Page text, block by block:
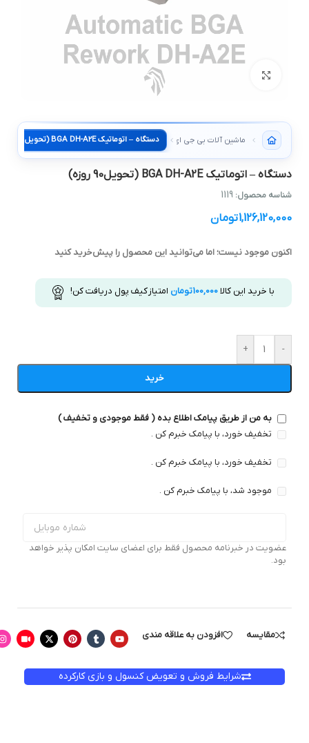
ماشین آلات بی جی ای تخصصیدستگاه – اتوماتیک BGA DH-A2E (تحویل90 روزه)
دستگاه – اتوماتیک BGA DH-A2E (تحویل90 روزه)
شناسه محصول: 1119
1,126,120,000تومان
اکنون موجود نیست؛ اما می‌توانید این محصول را پیش‌خرید کنید
با خرید این کالا100,000تومان امتیاز کیف پول دریافت کن!
-
+
خرید
به من از طریق پیامک اطلاع بده ( فقط موجودی و تخفیف )
تخفیف خورد، با پیامک خبرم کن .
تخفیف خورد، با پیامک خبرم کن .
موجود شد، با پیامک خبرم کن .
عضویت در خبرنامه محصول فقط برای اعضای سایت امکان پذیر خواهد
بود.
مقایسه افزودن به علاقه مندی
شرایط فروش و تعویض کنسول و بازی کارکرده